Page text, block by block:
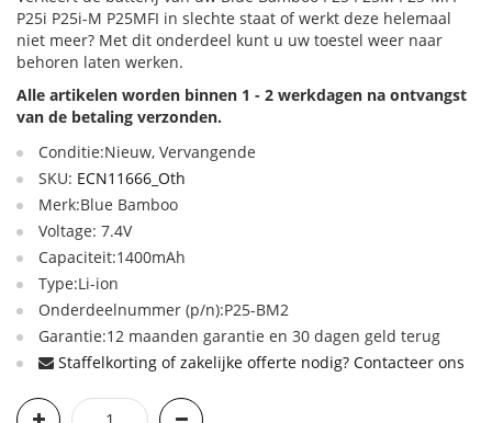
P25i P25i-M P25MFI in slechte staat of werkt deze helemaal
niet meer? Met dit onderdeel kunt u uw toestel weer naar
behoren laten werken.
Alle artikelen worden binnen 1 - 2 werkdagen na ontvangst
van de betaling verzonden.
Conditie:Nieuw, Vervangende
SKU: ECN11666_Oth
Merk:Blue Bamboo
Voltage: 7.4V
Capaciteit:1400mAh
Type:Li-ion
Onderdeelnummer (p/n):P25-BM2
Garantie:12 maanden garantie en 30 dagen geld terug
Staffelkorting of zakelijke offerte nodig? Contacteer ons